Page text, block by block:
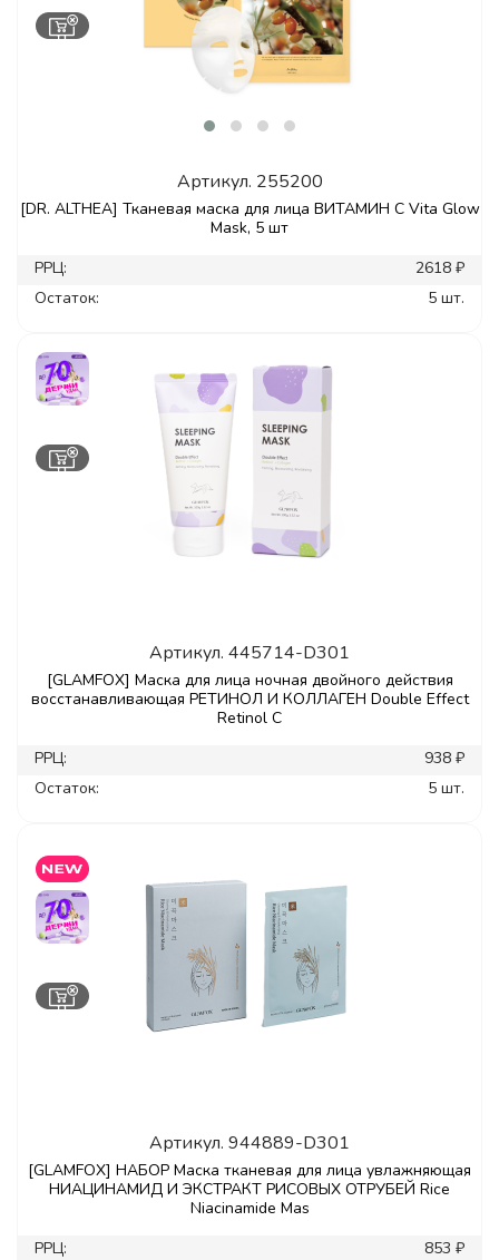
Артикул. 255200
[DR. ALTHEA] Тканевая маска для лица ВИТАМИН С Vita Glow
Mask, 5 шт
РРЦ:
2618 ₽
Остаток:
5 шт.
Артикул. 445714-D301
[GLAMFOX] Маска для лица ночная двойного действия
восстанавливающая РЕТИНОЛ И КОЛЛАГЕН Double Effect
Retinol C
РРЦ:
938 ₽
Остаток:
5 шт.
Артикул. 944889-D301
[GLAMFOX] НАБОР Маска тканевая для лица увлажняющая
НИАЦИНАМИД И ЭКСТРАКТ РИСОВЫХ ОТРУБЕЙ Rice
Niacinamide Mas
РРЦ:
853 ₽